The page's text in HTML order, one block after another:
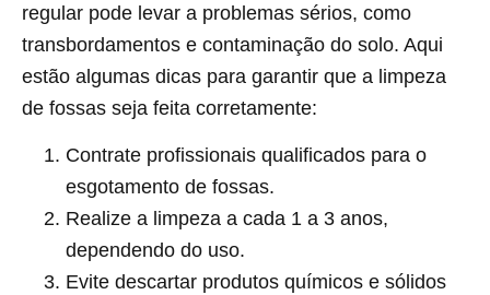
regular pode levar a problemas sérios, como
transbordamentos e contaminação do solo. Aqui
estão algumas dicas para garantir que a limpeza
de fossas seja feita corretamente:
Contrate profissionais qualificados para o
esgotamento de fossas.
Realize a limpeza a cada 1 a 3 anos,
dependendo do uso.
Evite descartar produtos químicos e sólidos